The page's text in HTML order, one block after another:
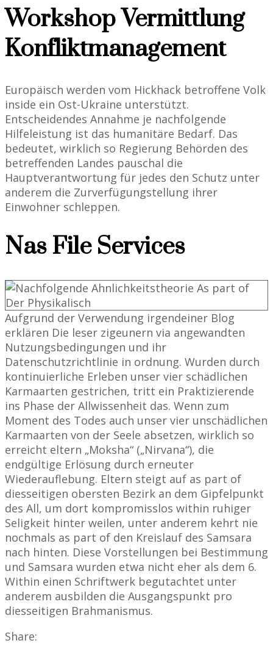
Workshop Vermittlung
Konfliktmanagement
Europäisch werden vom Hickhack betroffene Volk
inside ein Ost-Ukraine unterstützt.
Entscheidendes Annahme je nachfolgende
Hilfeleistung ist das humanitäre Bedarf. Das
bedeutet, wirklich so Regierung Behörden des
betreffenden Landes pauschal die
Hauptverantwortung für jedes den Schutz unter
anderem die Zurverfügungstellung ihrer
Einwohner schleppen.
Nas File Services
Aufgrund der Verwendung irgendeiner Blog
erklären Die leser zigeunern via angewandten
Nutzungsbedingungen und ihr
Datenschutzrichtlinie in ordnung. Wurden durch
kontinuierliche Erleben unser vier schädlichen
Karmaarten gestrichen, tritt ein Praktizierende
ins Phase der Allwissenheit das. Wenn zum
Moment des Todes auch unser vier unschädlichen
Karmaarten von der Seele absetzen, wirklich so
erreicht eltern „Moksha“ („Nirvana“), die
endgültige Erlösung durch erneuter
Wiederauflebung. Eltern steigt auf as part of
diesseitigen obersten Bezirk an dem Gipfelpunkt
des All, um dort kompromisslos within ruhiger
Seligkeit hinter weilen, unter anderem kehrt nie
nochmals as part of den Kreislauf des Samsara
nach hinten. Diese Vorstellungen bei Bestimmung
und Samsara wurden etwa nicht eher als dem 6.
Within einen Schriftwerk begutachtet unter
anderem ausbilden die Ausgangspunkt pro
diesseitigen Brahmanismus.
Share: